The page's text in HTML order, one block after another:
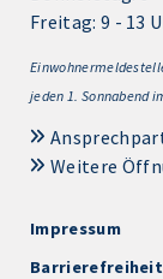
Freitag: 9 - 13
jeden 1. Sonnabend
Weitere
Impressum
Barrierefreiheit